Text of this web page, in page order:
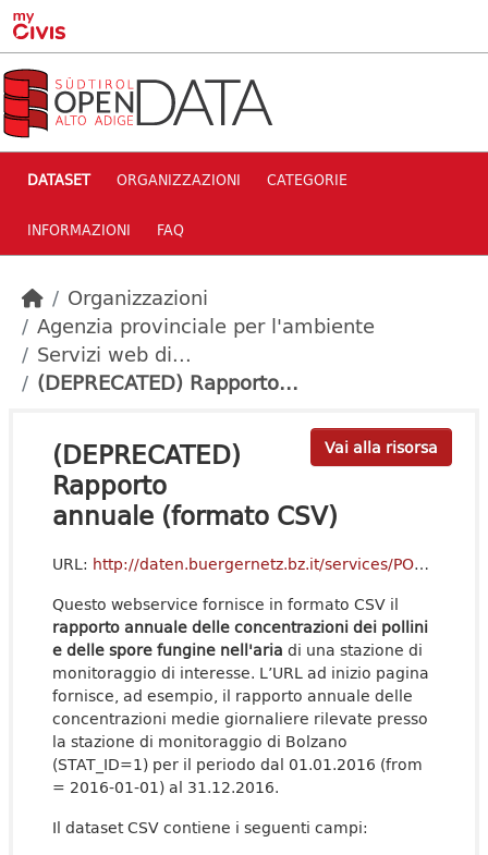
Skip to main content
DATASET ORGANIZZAZIONI CATEGORIE
INFORMAZIONI FAQ
Organizzazioni
Agenzia provinciale per l'ambiente
Servizi web di...
(DEPRECATED) Rapporto...
Vai alla risorsa
(DEPRECATED)
Rapporto
annuale (formato CSV)
URL: http://daten.buergernetz.bz.it/services/POLLENBZ_YEAR_REP?format=csv&STAT_ID=1&from=2016-01-01
Questo webservice fornisce in formato CSV il
rapporto annuale delle concentrazioni dei pollini
e delle spore fungine nell'aria di una stazione di
monitoraggio di interesse. L’URL ad inizio pagina
fornisce, ad esempio, il rapporto annuale delle
concentrazioni medie giornaliere rilevate presso
la stazione di monitoraggio di Bolzano
(STAT_ID=1) per il periodo dal 01.01.2016 (from
= 2016-01-01) al 31.12.2016.
Il dataset CSV contiene i seguenti campi: